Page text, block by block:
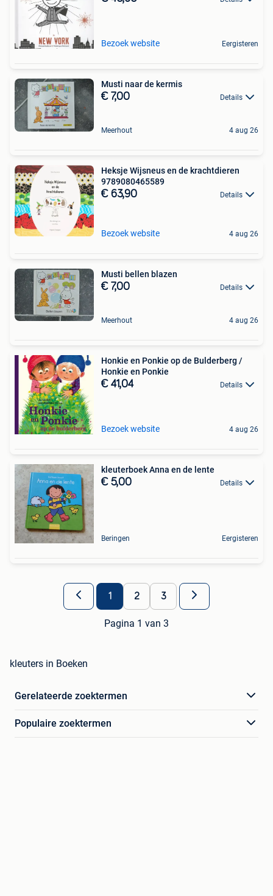
Bezoek website Eergisteren
Musti naar de kermis
€ 7,00 Details
Meerhout 4 aug 26
Heksje Wijsneus en de krachtdieren
9789080465589
€ 63,90 Details
Bezoek website 4 aug 26
Musti bellen blazen
€ 7,00 Details
Meerhout 4 aug 26
Honkie en Ponkie op de Bulderberg /
Honkie en Ponkie
€ 41,04 Details
Bezoek website 4 aug 26
kleuterboek Anna en de lente
€ 5,00 Details
Beringen Eergisteren
1 2 3
Pagina 1 van 3
kleuters in Boeken
Gerelateerde zoektermen
Populaire zoektermen